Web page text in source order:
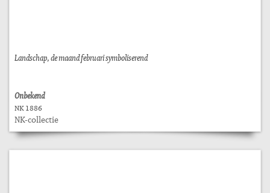
Landschap, de maand februari symboliserend
Onbekend
NK 1886
NK-collectie